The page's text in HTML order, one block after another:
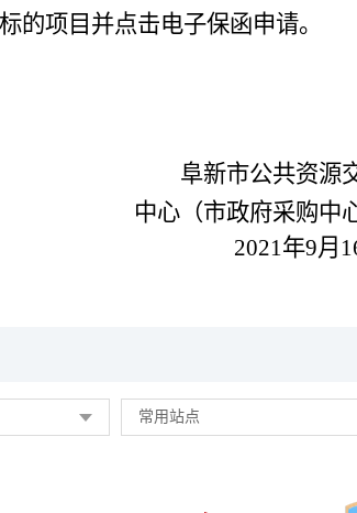
的项目并点击电子保函申请。
阜新市公共资源
中心（市政府采购中
2021年9月
常用站点